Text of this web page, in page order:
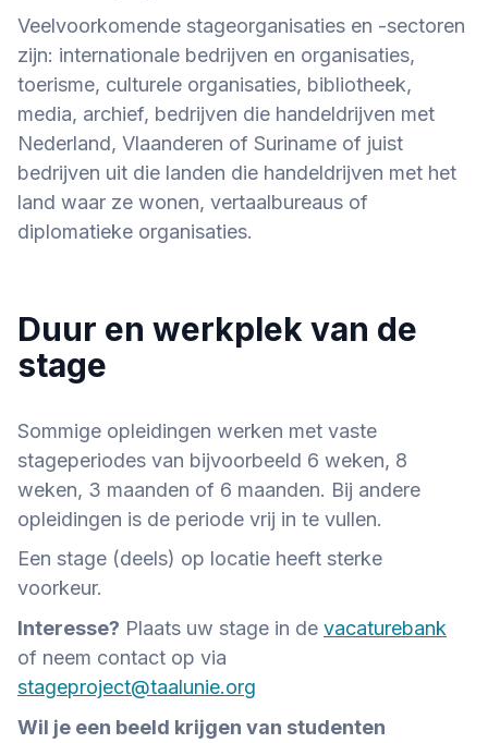
Veelvoorkomende stageorganisaties en -sectoren
zijn: internationale bedrijven en organisaties,
toerisme, culturele organisaties, bibliotheek,
media, archief, bedrijven die handeldrijven met
Nederland, Vlaanderen of Suriname of juist
bedrijven uit die landen die handeldrijven met het
land waar ze wonen, vertaalbureaus of
diplomatieke organisaties.
Duur en werkplek van de
stage
Sommige opleidingen werken met vaste
stageperiodes van bijvoorbeeld 6 weken, 8
weken, 3 maanden of 6 maanden. Bij andere
opleidingen is de periode vrij in te vullen.
Een stage (deels) op locatie heeft sterke
voorkeur.
Interesse? Plaats uw stage in de vacaturebank
of neem contact op via
stageproject@taalunie.org
Wil je een beeld krijgen van studenten